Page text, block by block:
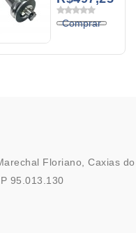
27MM
L40MM
Comprar
Floriano, Caxias do
95.013.130